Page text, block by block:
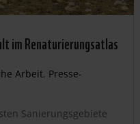
im Renaturierungsatlas
Arbeit, Presse-
Sanierungsgebiete